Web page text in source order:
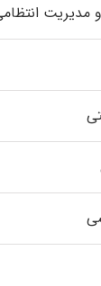
مدیریت